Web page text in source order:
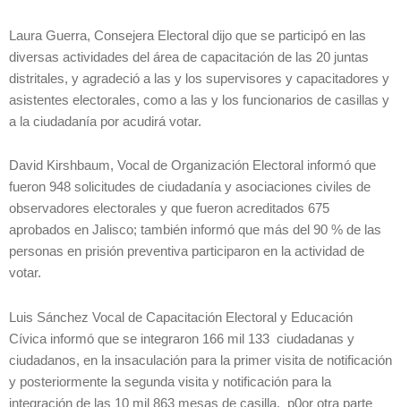
Laura Guerra, Consejera Electoral dijo que se participó en las
diversas actividades del área de capacitación de las 20 juntas
distritales, y agradeció a las y los supervisores y capacitadores y
asistentes electorales, como a las y los funcionarios de casillas y
a la ciudadanía por acudirá votar.
David Kirshbaum, Vocal de Organización Electoral informó que
fueron 948 solicitudes de ciudadanía y asociaciones civiles de
observadores electorales y que fueron acreditados 675
aprobados en Jalisco; también informó que más del 90 % de las
personas en prisión preventiva participaron en la actividad de
votar.
Luis Sánchez Vocal de Capacitación Electoral y Educación
Cívica informó que se integraron 166 mil 133 ciudadanas y
ciudadanos, en la insaculación para la primer visita de notificación
y posteriormente la segunda visita y notificación para la
integración de las 10 mil 863 mesas de casilla, p0or otra parte